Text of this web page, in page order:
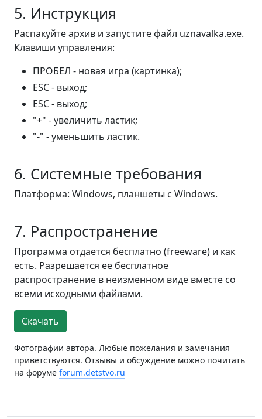
5. Инструкция
Распакуйте архив и запустите файл uznavalka.exe.
Клавиши управления:
ПРОБЕЛ - новая игра (картинка);
ESC - выход;
ESC - выход;
"+" - увеличить ластик;
"-" - уменьшить ластик.
6. Системные требования
Платформа: Windows, планшеты с Windows.
7. Распространение
Программа отдается бесплатно (freeware) и как
есть. Разрешается ее бесплатное
распространение в неизменном виде вместе со
всеми исходными файлами.
Скачать
Фотографии автора. Любые пожелания и замечания
приветствуются. Отзывы и обсуждение можно почитать
на форуме forum.detstvo.ru